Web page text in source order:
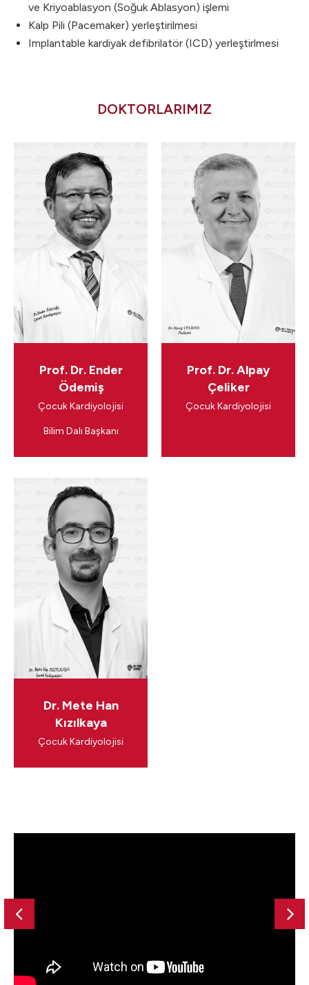
ve Kriyoablasyon (Soğuk Ablasyon) işlemi
Kalp Pili (Pacemaker) yerleştirilmesi
Implantable kardiyak defibrilatör (ICD) yerleştirlmesi
DOKTORLARIMIZ
Prof. Dr. Ender
Ödemiş
Çocuk Kardiyolojisi
Bilim Dalı Başkanı
Prof. Dr. Alpay
Çeliker
Çocuk Kardiyolojisi
Dr. Mete Han
Kızılkaya
Çocuk Kardiyolojisi